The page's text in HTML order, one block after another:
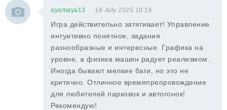
ayamaya13 18 July 2025 18:16
Игра действительно затягивает! Управление
интуитивно понятное, задания
разнообразные и интересные. Графика на
уровне, а физика машин радует реализмом.
Иногда бывают мелкие баги, но это не
критично. Отличное времяпрепровождение
для любителей парковок и автогонок!
Рекомендую!